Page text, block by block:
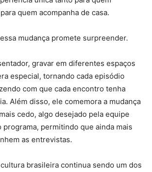
quem acompanha de casa.
mudança promete surpreender.
gravar em diferentes espaços
especial, tornando cada episódio
com que cada encontro tenha
Além disso, ele comemora a mudança
cedo, algo desejado pela equipe
permitindo que ainda mais
as entrevistas.
brasileira continua sendo um dos